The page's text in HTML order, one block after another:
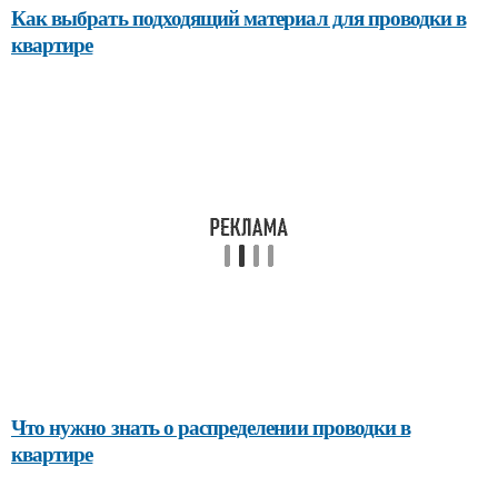
Как выбрать подходящий материал для проводки в
квартире
Что нужно знать о распределении проводки в
квартире